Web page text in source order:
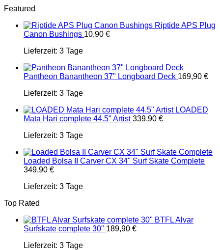
Featured
Riptide APS Plug
Canon Bushings 10,90 €
Lieferzeit: 3 Tage
Pantheon Banantheon 37" Longboard Deck 169,90 €
Lieferzeit: 3 Tage
LOADED
Mata Hari complete 44.5" Artist 339,90 €
Lieferzeit: 3 Tage
Loaded Bolsa II Carver CX 34" Surf Skate Complete
349,90 €
Lieferzeit: 3 Tage
Top Rated
BTFL Alvar
Surfskate complete 30" 189,90 €
Lieferzeit: 3 Tage